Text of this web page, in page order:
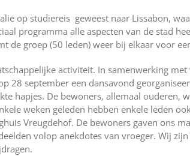
op studiereis geweest naar Lissabon,
programma alle aspecten van de stad
de groep (50 leden) weer bij elkaar voor
activiteit. In samenwerking
28 september een dansavond
hapjes. De bewoners, allemaal ouderen,
weken geleden hebben enkele leden
Vreugdehof. De bewoners gaven ons
volop anekdotes van vroeger. Wij